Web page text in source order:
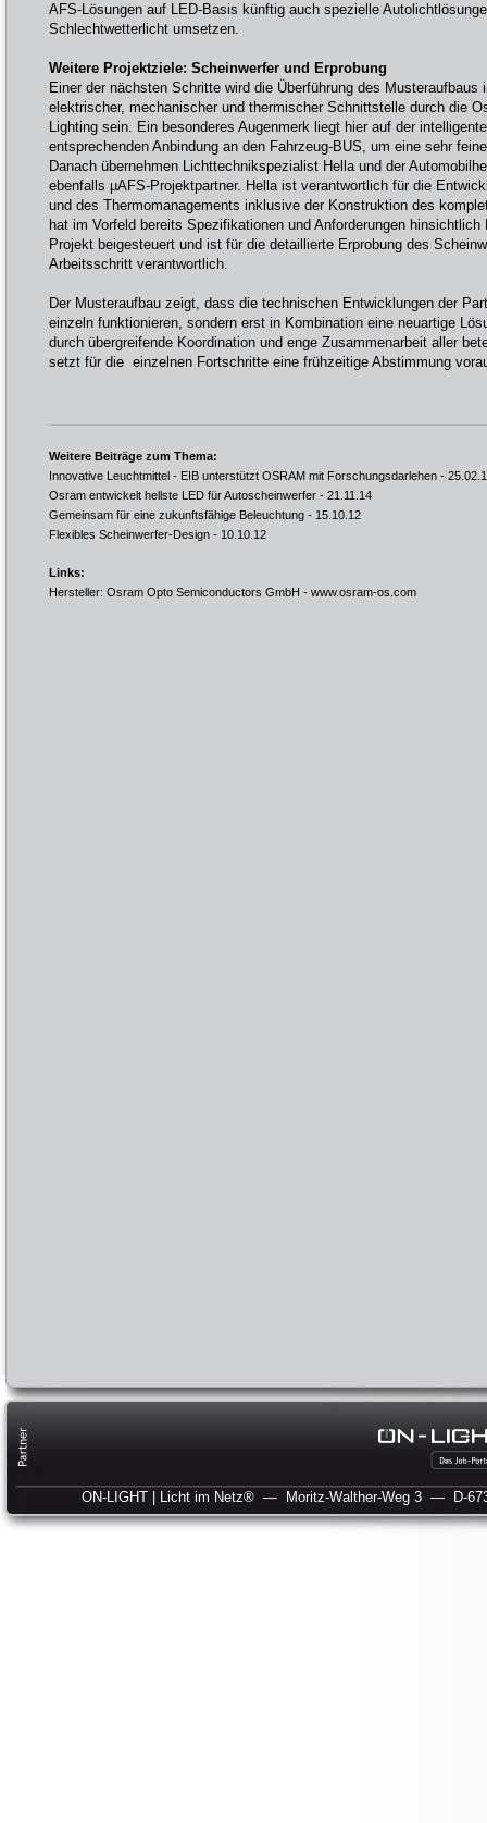
AFS-Lösungen auf LED-Basis künftig auch spezielle
Schlechtwetterlicht umsetzen.
Weitere Projektziele: Scheinwerfer und Erprobung
Einer der nächsten Schritte wird die Überführung des Musteraufbaus
elektrischer, mechanischer und thermischer Schnittstelle durch die
Lighting sein. Ein besonderes Augenmerk liegt hier auf der
entsprechenden Anbindung an den Fahrzeug-BUS, um eine sehr
Danach übernehmen Lichttechnikspezialist Hella und der
ebenfalls µAFS-Projektpartner. Hella ist verantwortlich für die
und des Thermomanagements inklusive der Konstruktion des
hat im Vorfeld bereits Spezifikationen und Anforderungen
Projekt beigesteuert und ist für die detaillierte Erprobung des
Arbeitsschritt verantwortlich.
Der Musteraufbau zeigt, dass die technischen Entwicklungen der
einzeln funktionieren, sondern erst in Kombination eine neuartige
durch übergreifende Koordination und enge Zusammenarbeit aller
setzt für die einzelnen Fortschritte eine frühzeitige Abstimmung
Weitere Beiträge zum Thema:
Innovative Leuchtmittel - EIB unterstützt OSRAM mit Forschungsdarlehen -
Osram entwickelt hellste LED für Autoscheinwerfer - 21.11.14
Gemeinsam für eine zukunftsfähige Beleuchtung - 15.10.12
Flexibles Scheinwerfer-Design - 10.10.12
Links:
Hersteller: Osram Opto Semiconductors GmbH - www.osram-os.com
ON-LIGHT | Licht im Netz® — Moritz-Walther-Weg 3 — D-